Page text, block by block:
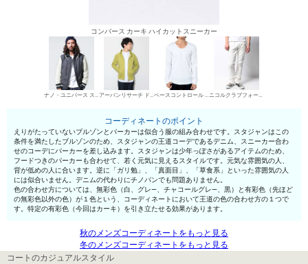
コンバース カーキ ハイカットスニーカー
ナノ・ユニバース スタジャン（２色以上） アーバンリサーチ ドアーズ ジップアップパーカー ベースコントロール UネックTシャツ ニコルクラブフォーメン デニムパンツ・ジーンズ
コーディネートのポイント
えりがたっていないブルゾンとパーカーは似合う服の組み合わせです。スタジャンはこの
条件を満たしたブルゾンのため、スタジャンの王道コーデであるデニム、スニーカー合わ
せのコーデにパーカーを差し込みます。スタジャンは少年っぽさがあるアイテムのため、
フードつきのパーカーも合わせて、若く元気に見えるスタイルです。元気な雰囲気の人、
背が低めの人に合います。逆に「ガリ勉」、「真面目」、「草食系」といった雰囲気の人
には似合いません。デニムの代わりにチノパンでも問題ありません。
色の合わせ方については、無彩色（白、グレ—、チャコールグレ—、黒）と有彩色（先ほど
の無彩色以外の色）が１色という、コーディネートにおいて王道の色の合わせ方の１つで
す。特定の有彩色（今回はカーキ）を引き立たせる効果があります。
秋のメンズコーディネートをもっと見る
冬のメンズコーディネートをもっと見る
コートのカジュアルスタイル